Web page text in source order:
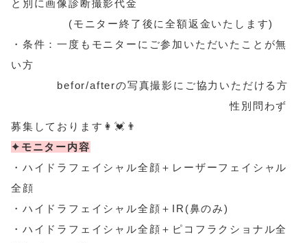
と別に画像診断撮影代金
(モニター終了後に全額返金いたします)
・条件：一度もモニターにご参加いただいたことが無
い方
befor/afterの写真撮影にご協力いただける方
性別問わず
募集しております👩💓👨
✦モニター内容
・ハイドラフェイシャル全顔＋レーザーフェイシャル
全顔
・ハイドラフェイシャル全顔＋IR(鼻のみ)
・ハイドラフェイシャル全顔＋ピコフラクショナル全